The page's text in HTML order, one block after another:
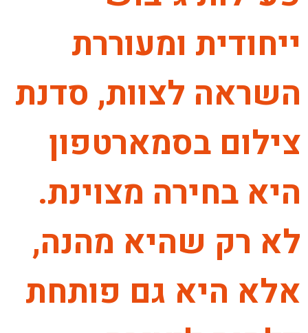
ייחודית ומעוררת
השראה לצוות, סדנת
צילום בסמארטפון
היא בחירה מצוינת.
לא רק שהיא מהנה,
אלא היא גם פותחת